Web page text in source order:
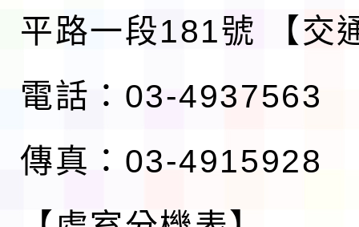
平路一段181號
【交
電話：03-4937563
傳真：03-4915928